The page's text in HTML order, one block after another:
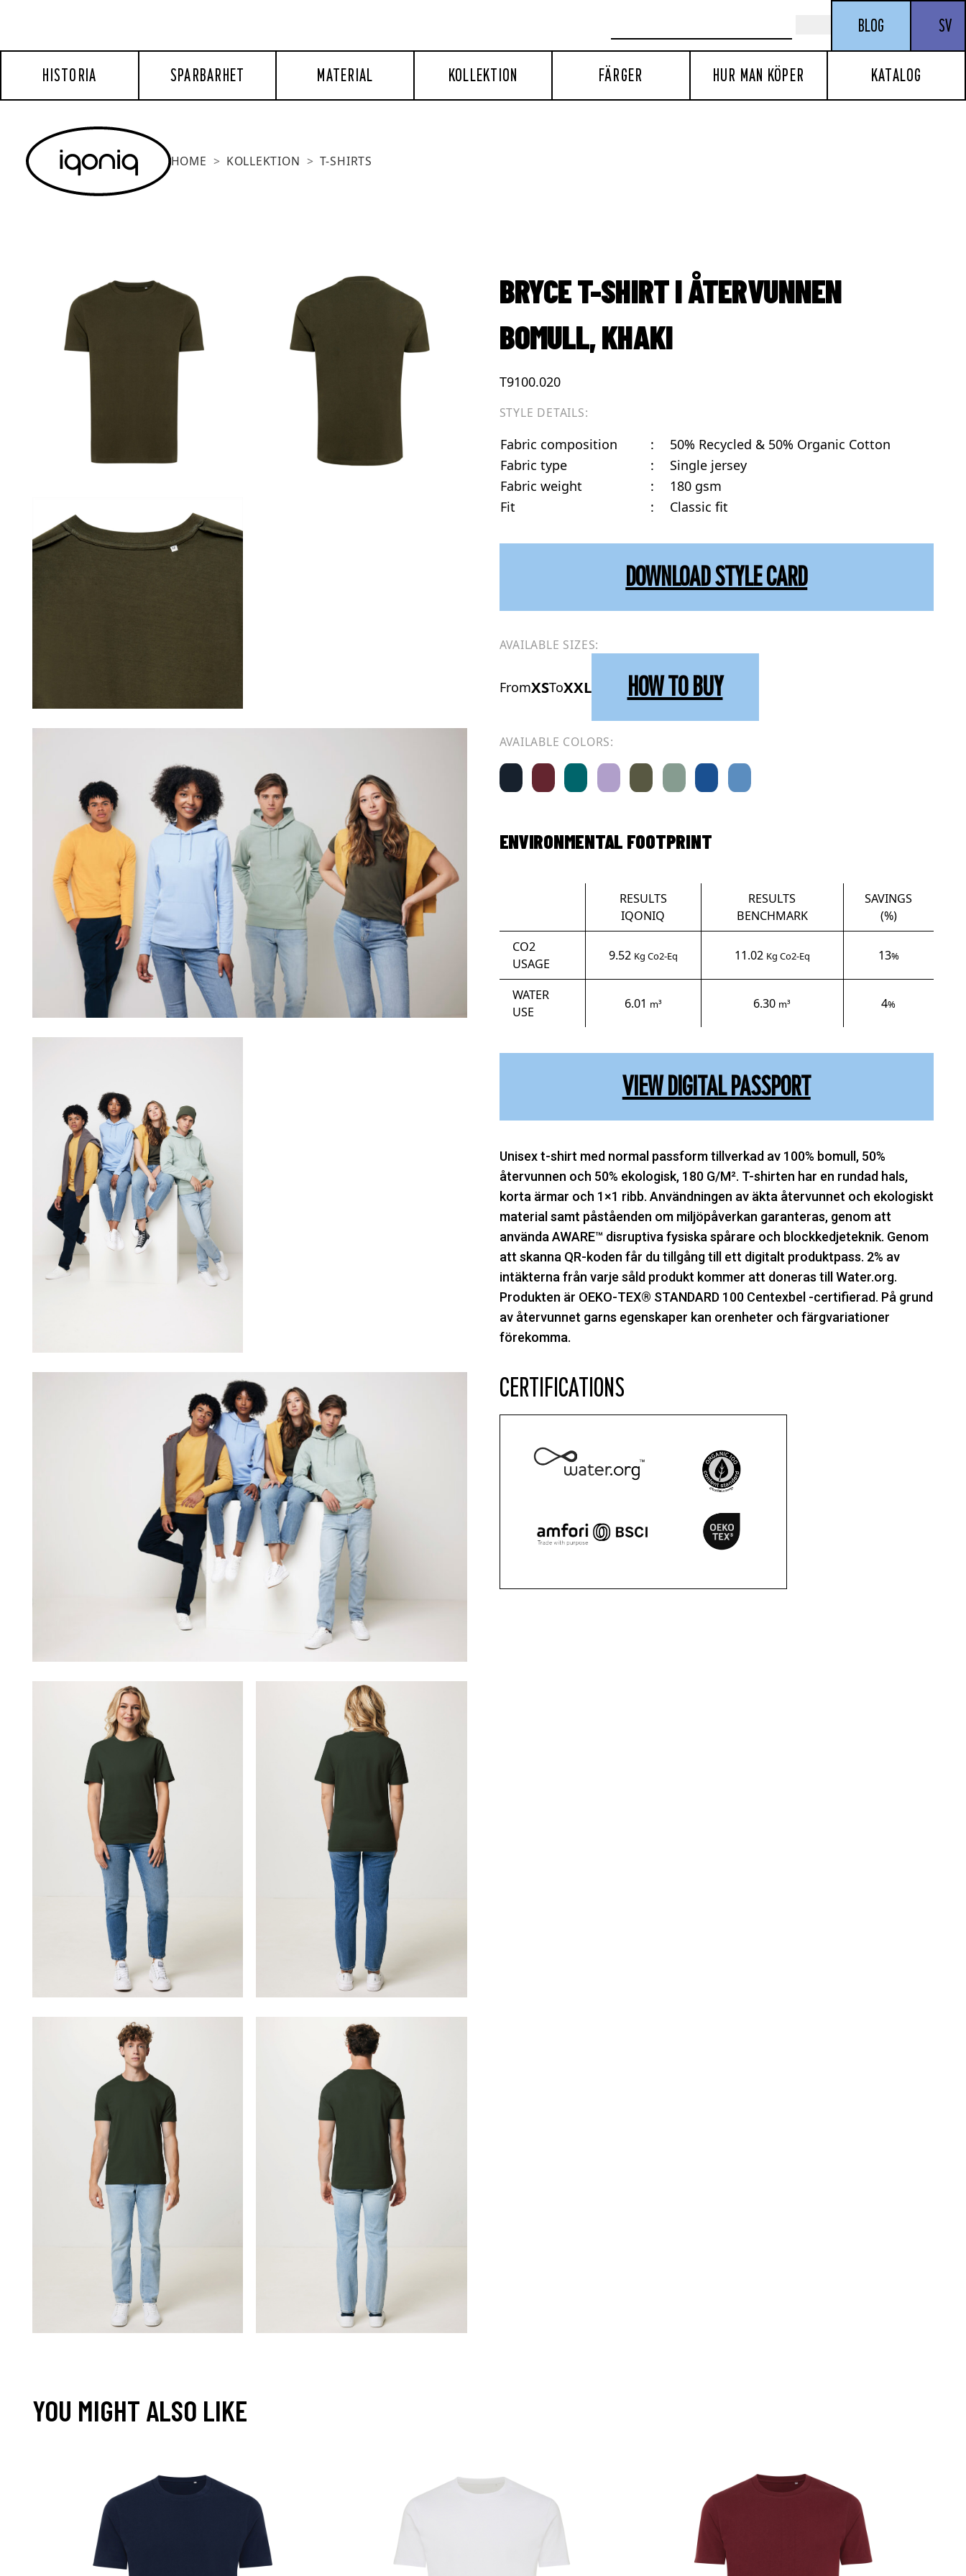
BLOG SV
HISTORIA SPARBARHET MATERIAL KOLLEKTION FÄRGER HUR MAN KÖPER KATALOG
HOME KOLLEKTION T-SHIRTS
BRYCE T-SHIRT I ÅTERVUNNEN
BOMULL, KHAKI
T9100.020
STYLE DETAILS:
Fabric composition :
50% Recycled & 50% Organic Cotton
Fabric type
:
Single jersey
Fabric weight
:
180 gsm
Fit
: Classic fit
DOWNLOAD STYLE CARD
AVAILABLE SIZES:
FromXSToXXL HOW TO BUY
AVAILABLE COLORS:
ENVIRONMENTAL FOOTPRINT
RESULTS
IQONIQ
RESULTS
BENCHMARK
SAVINGS
(%)
CO2
USAGE
9.52 Kg Co2-Eq 11.02 Kg Co2-Eq 13%
WATER
USE
6.01 m³ 6.30 m³ 4%
VIEW DIGITAL PASSPORT
Unisex t-shirt med normal passform tillverkad av 100% bomull, 50%
återvunnen och 50% ekologisk, 180 G/M². T-shirten har en rundad hals,
korta ärmar och 1×1 ribb. Användningen av äkta återvunnet och ekologiskt
material samt påståenden om miljöpåverkan garanteras, genom att
använda AWARE™ disruptiva fysiska spårare och blockkedjeteknik. Genom
att skanna QR-koden får du tillgång till ett digitalt produktpass. 2% av
intäkterna från varje såld produkt kommer att doneras till Water.org.
Produkten är OEKO-TEX® STANDARD 100 Centexbel -certifierad. På grund
av återvunnet garns egenskaper kan orenheter och färgvariationer
förekomma.
CERTIFICATIONS
YOU MIGHT ALSO LIKE